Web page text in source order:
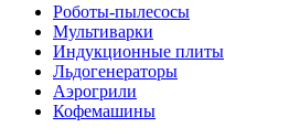
Роботы-пылесосы
Мультиварки
Индукционные плиты
Льдогенераторы
Аэрогрили
Кофемашины